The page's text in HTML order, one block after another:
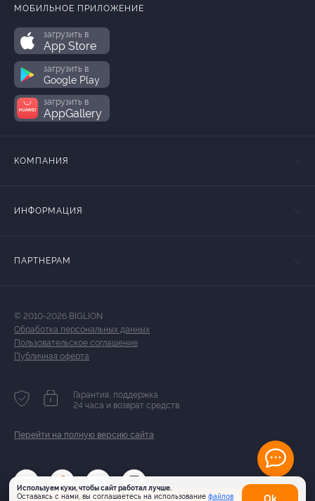
Используем куки, чтобы сайт работал лучше.
Оставаясь с нами, вы соглашаетесь на использование файлов Оk
МОБИЛЬНОЕ ПРИЛОЖЕНИЕ
загрузить в
App Store
загрузить в
Google Play
загрузить в
AppGallery
КОМПАНИЯ
ИНФОРМАЦИЯ
ПАРТНЕРАМ
© 2010-2026 BIGLION
Обработка персональных данных
Пользовательское соглашение
Публичная оферта
Гарантия, поддержка
24 часа и возврат средств
Перейти на полную версию сайта